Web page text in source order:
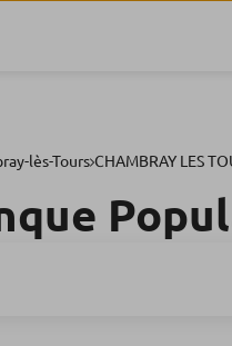
lès-Tours CHAMBRAY LES